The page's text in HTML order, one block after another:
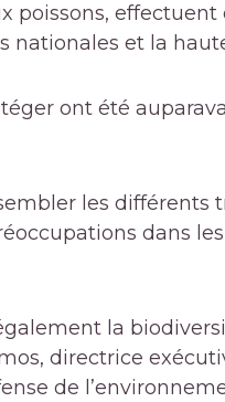
poissons,
nationales et la
ont été
les
dans
la
directrice
de